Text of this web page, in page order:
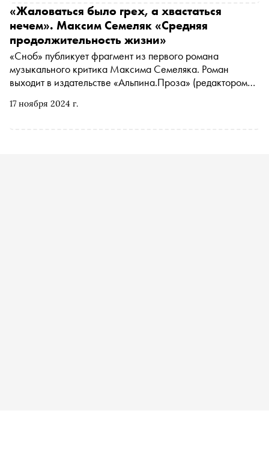
17 ноября 2024 г.
«Жаловаться было грех, а хвастаться
нечем». Максим Семеляк «Средняя
продолжительность жизни»
«Сноб» публикует фрагмент из первого романа
музыкального критика Максима Семеляка. Роман
выходит в издательстве «Альпина.Проза» (редактором
девятиэтажке, затерявшейся в углу района «Аэропорт»,